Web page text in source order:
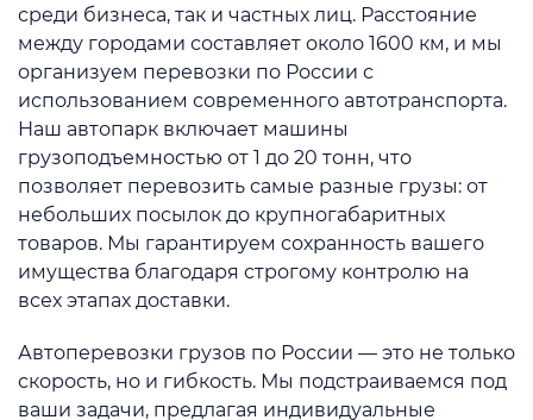
среди бизнеса, так и частных лиц. Расстояние
между городами составляет около 1600 км, и мы
организуем перевозки по России с
использованием современного автотранспорта.
Наш автопарк включает машины
грузоподъемностью от 1 до 20 тонн, что
позволяет перевозить самые разные грузы: от
небольших посылок до крупногабаритных
товаров. Мы гарантируем сохранность вашего
имущества благодаря строгому контролю на
всех этапах доставки.
Автоперевозки грузов по России — это не только
скорость, но и гибкость. Мы подстраиваемся под
ваши задачи, предлагая индивидуальные